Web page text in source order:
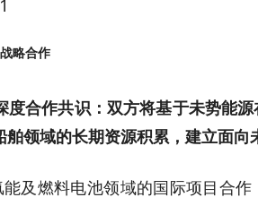
略合作
合作共识：双方将基于未势能
领域的长期资源积累，建立面向
及燃料电池领域的国际项目合